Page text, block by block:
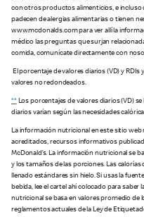
con otros productos alimenticios, e incluso
padecen de alergias alimentarias o tienen
www.mcdonalds.com para ver allí la
médico las preguntas que surjan
comida, comunícate directamente con
El porcentaje de valores diarios (VD) y
valores no redondeados.
**Los porcentajes de valores diarios (VD)
diarios varían según las necesidades
La información nutricional en este sitio
acreditados, recursos informativos
McDonald’s. La información nutricional se
y los tamaños de las porciones. Las calorías
llenado estándares sin hielo. Si usas la
bebida, lee el cartel ahí colocado para saber
nutricional se basa en valores promedio de
reglamentos actuales de la Ley de